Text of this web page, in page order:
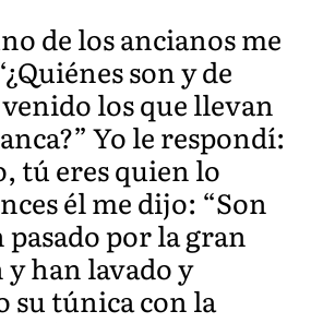
de los ancianos me
son y de
los que llevan
Yo le respondí:
tú eres quien lo
él me dijo: “Son
pasado por la gran
han lavado y
su túnica con la